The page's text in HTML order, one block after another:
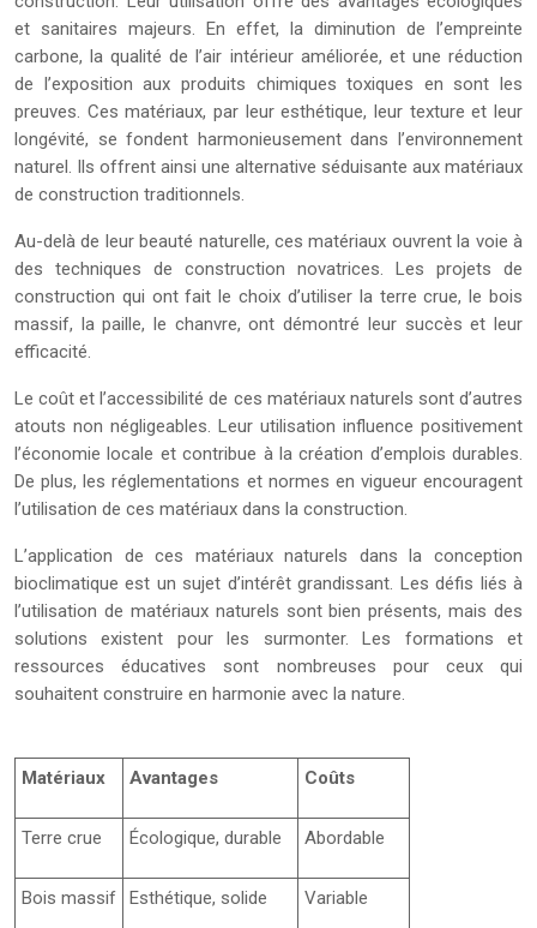
et sanitaires majeurs. En effet, la diminution de l’empreinte
carbone, la qualité de l’air intérieur améliorée, et une réduction
de l’exposition aux produits chimiques toxiques en sont les
preuves. Ces matériaux, par leur esthétique, leur texture et leur
longévité, se fondent harmonieusement dans l’environnement
naturel. Ils offrent ainsi une alternative séduisante aux matériaux
de construction traditionnels.
Au-delà de leur beauté naturelle, ces matériaux ouvrent la voie à
des techniques de construction novatrices. Les projets de
construction qui ont fait le choix d’utiliser la terre crue, le bois
massif, la paille, le chanvre, ont démontré leur succès et leur
efficacité.
Le coût et l’accessibilité de ces matériaux naturels sont d’autres
atouts non négligeables. Leur utilisation influence positivement
l’économie locale et contribue à la création d’emplois durables.
De plus, les réglementations et normes en vigueur encouragent
l’utilisation de ces matériaux dans la construction.
L’application de ces matériaux naturels dans la conception
bioclimatique est un sujet d’intérêt grandissant. Les défis liés à
l’utilisation de matériaux naturels sont bien présents, mais des
solutions existent pour les surmonter. Les formations et
ressources éducatives sont nombreuses pour ceux qui
souhaitent construire en harmonie avec la nature.
Matériaux Avantages Coûts
Terre crue Écologique, durable Abordable
Bois massif Esthétique, solide Variable